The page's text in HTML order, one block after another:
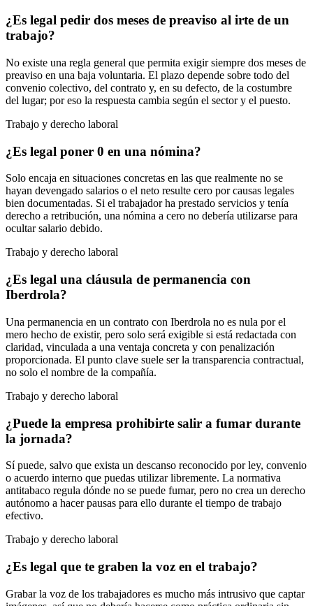
¿Es legal pedir dos meses de preaviso al irte de un
trabajo?
No existe una regla general que permita exigir siempre dos meses de
preaviso en una baja voluntaria. El plazo depende sobre todo del
convenio colectivo, del contrato y, en su defecto, de la costumbre
del lugar; por eso la respuesta cambia según el sector y el puesto.
Trabajo y derecho laboral
¿Es legal poner 0 en una nómina?
Solo encaja en situaciones concretas en las que realmente no se
hayan devengado salarios o el neto resulte cero por causas legales
bien documentadas. Si el trabajador ha prestado servicios y tenía
derecho a retribución, una nómina a cero no debería utilizarse para
ocultar salario debido.
Trabajo y derecho laboral
¿Es legal una cláusula de permanencia con
Iberdrola?
Una permanencia en un contrato con Iberdrola no es nula por el
mero hecho de existir, pero solo será exigible si está redactada con
claridad, vinculada a una ventaja concreta y con penalización
proporcionada. El punto clave suele ser la transparencia contractual,
no solo el nombre de la compañía.
Trabajo y derecho laboral
¿Puede la empresa prohibirte salir a fumar durante
la jornada?
Sí puede, salvo que exista un descanso reconocido por ley, convenio
o acuerdo interno que puedas utilizar libremente. La normativa
antitabaco regula dónde no se puede fumar, pero no crea un derecho
autónomo a hacer pausas para ello durante el tiempo de trabajo
efectivo.
Trabajo y derecho laboral
¿Es legal que te graben la voz en el trabajo?
Grabar la voz de los trabajadores es mucho más intrusivo que captar